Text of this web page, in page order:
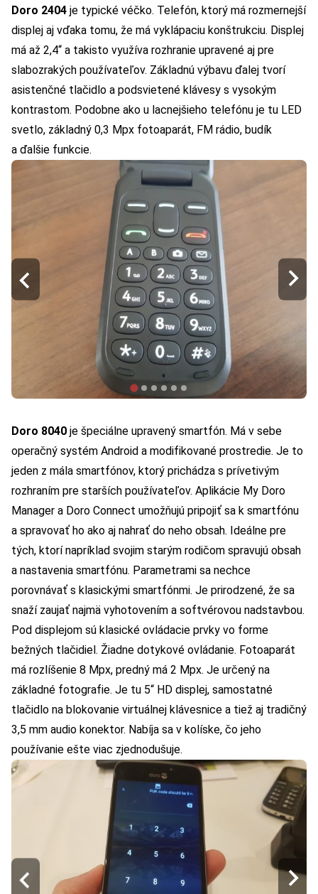
Doro 2404 je typické véčko. Telefón, ktorý má rozmernejší
displej aj vďaka tomu, že má vyklápaciu konštrukciu. Displej
má až 2,4“ a takisto využíva rozhranie upravené aj pre
slabozrakých používateľov. Základnú výbavu ďalej tvorí
asistenčné tlačidlo a podsvietené klávesy s vysokým
kontrastom. Podobne ako u lacnejšieho telefónu je tu LED
svetlo, základný 0,3 Mpx fotoaparát, FM rádio, budík
a ďalšie funkcie.
Doro 8040 je špeciálne upravený smartfón. Má v sebe
operačný systém Android a modifikované prostredie. Je to
jeden z mála smartfónov, ktorý prichádza s prívetivým
rozhraním pre starších používateľov. Aplikácie My Doro
Manager a Doro Connect umožňujú pripojiť sa k smartfónu
a spravovať ho ako aj nahrať do neho obsah. Ideálne pre
tých, ktorí napríklad svojim starým rodičom spravujú obsah
a nastavenia smartfónu. Parametrami sa nechce
porovnávať s klasickými smartfónmi. Je prirodzené, že sa
snaží zaujať najmä vyhotovením a softvérovou nadstavbou.
Pod displejom sú klasické ovládacie prvky vo forme
bežných tlačidiel. Žiadne dotykové ovládanie. Fotoaparát
má rozlíšenie 8 Mpx, predný má 2 Mpx. Je určený na
základné fotografie. Je tu 5“ HD displej, samostatné
tlačidlo na blokovanie virtuálnej klávesnice a tiež aj tradičný
3,5 mm audio konektor. Nabíja sa v kolíske, čo jeho
používanie ešte viac zjednodušuje.